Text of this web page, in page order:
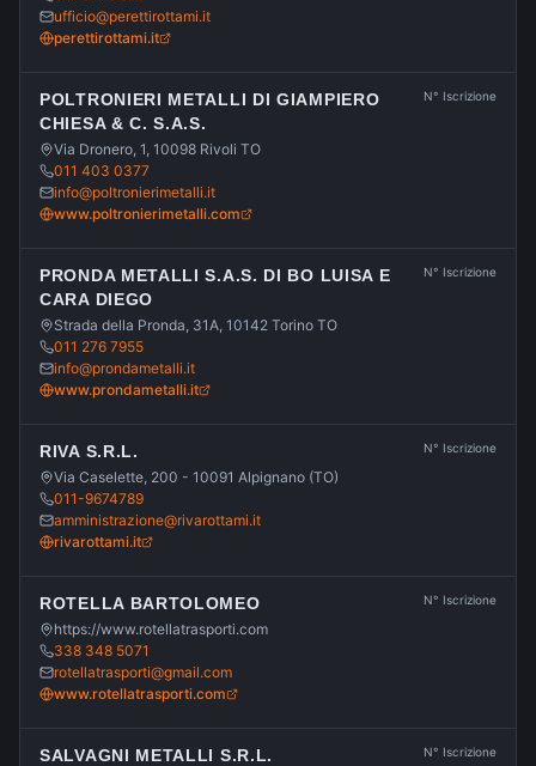
ufficio@perettirottami.it
perettirottami.it
POLTRONIERI METALLI DI GIAMPIERO
CHIESA & C. S.A.S.
Via Dronero, 1, 10098 Rivoli TO
011 403 0377
info@poltronierimetalli.it
www.poltronierimetalli.com
N° Iscrizione
PRONDA METALLI S.A.S. DI BO LUISA E
CARA DIEGO
Strada della Pronda, 31A, 10142 Torino TO
011 276 7955
info@prondametalli.it
www.prondametalli.it
N° Iscrizione
RIVA S.R.L.
Via Caselette, 200 - 10091 Alpignano (TO)
011-9674789
amministrazione@rivarottami.it
rivarottami.it
N° Iscrizione
ROTELLA BARTOLOMEO
https://www.rotellatrasporti.com
338 348 5071
rotellatrasporti@gmail.com
www.rotellatrasporti.com
N° Iscrizione
SALVAGNI METALLI S.R.L. N° Iscrizione